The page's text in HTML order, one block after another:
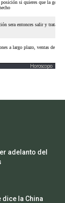
Horoscopo
adelanto del
la China